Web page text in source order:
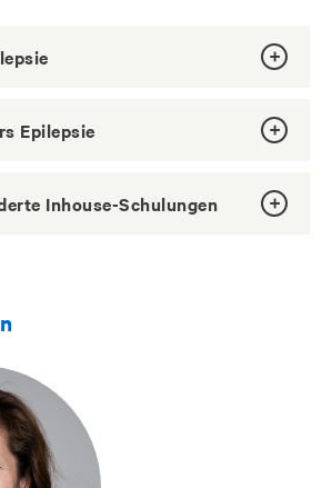
Epilepsie
Inhouse-Schulungen